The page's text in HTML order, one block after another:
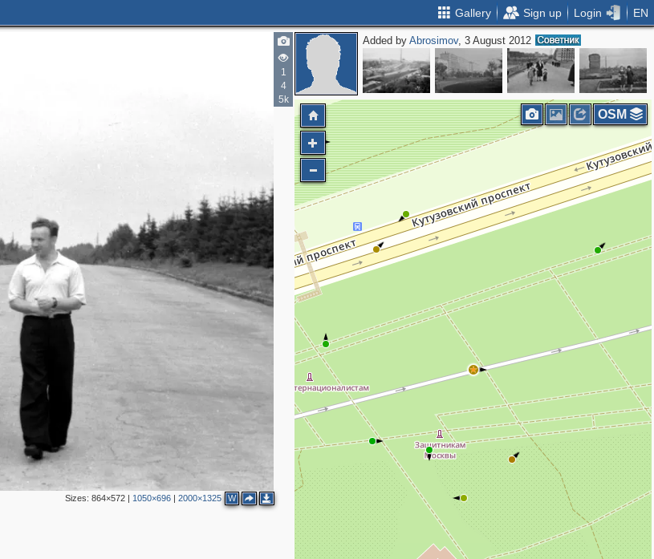
Gallery Sign up Login EN
1
4
5k
Sizes: 864×572| 1050×696| 2000×1325 W
Added byAbrosimov, 3 August 2012
OSM